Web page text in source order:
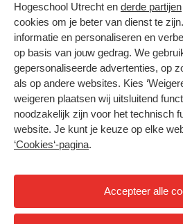
Hogeschool Utrecht en derde partijen
cookies om je beter van dienst te
informatie en personaliseren en
op basis van jouw gedrag. We
gepersonaliseerde advertenties, op
als op andere websites. Kies
weigeren plaatsen wij uitsluitend
noodzakelijk zijn voor het technisch
website. Je kunt je keuze op elke
‘Cookies‘-pagina.
Accepteer alle
Contact
Master
Post-master
Studiekeuze deeltijd
HU Bibliotheek
HU Ontwikkelt
Duurzame HU
Intranet
Trajectum
Hier komt
Colofon
Privacy
Cookies
Nieuwsbrief
Hoog contrast